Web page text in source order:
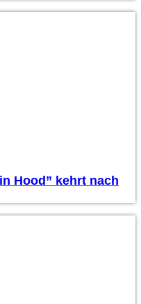
Hood” kehrt nach